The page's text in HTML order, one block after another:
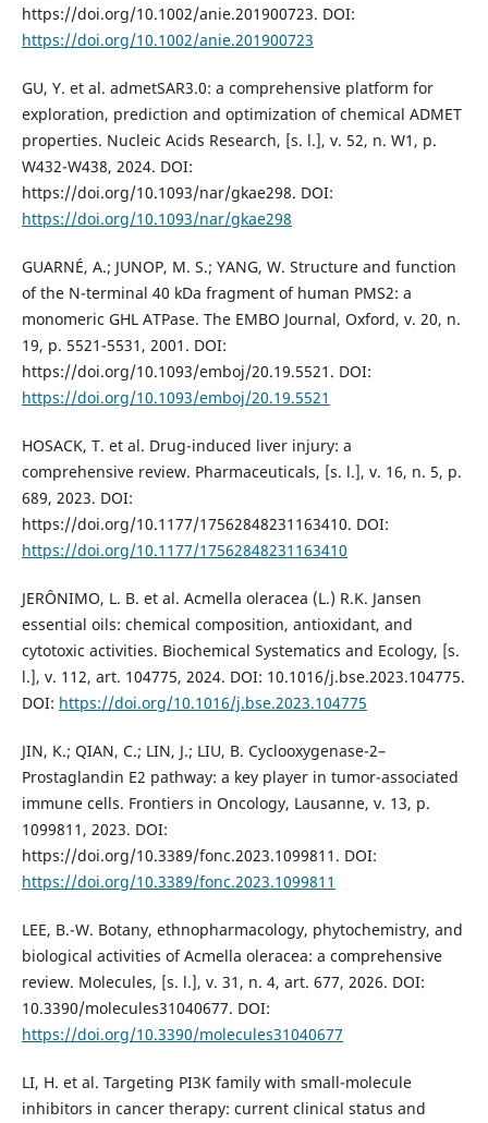
https://doi.org/10.1002/anie.201900723. DOI:
https://doi.org/10.1002/anie.201900723
GU, Y. et al. admetSAR3.0: a comprehensive platform for
exploration, prediction and optimization of chemical ADMET
properties. Nucleic Acids Research, [s. l.], v. 52, n. W1, p.
W432-W438, 2024. DOI:
https://doi.org/10.1093/nar/gkae298. DOI:
https://doi.org/10.1093/nar/gkae298
GUARNÉ, A.; JUNOP, M. S.; YANG, W. Structure and function
of the N-terminal 40 kDa fragment of human PMS2: a
monomeric GHL ATPase. The EMBO Journal, Oxford, v. 20, n.
19, p. 5521-5531, 2001. DOI:
https://doi.org/10.1093/emboj/20.19.5521. DOI:
https://doi.org/10.1093/emboj/20.19.5521
HOSACK, T. et al. Drug-induced liver injury: a
comprehensive review. Pharmaceuticals, [s. l.], v. 16, n. 5, p.
689, 2023. DOI:
https://doi.org/10.1177/17562848231163410. DOI:
https://doi.org/10.1177/17562848231163410
JERÔNIMO, L. B. et al. Acmella oleracea (L.) R.K. Jansen
essential oils: chemical composition, antioxidant, and
cytotoxic activities. Biochemical Systematics and Ecology, [s.
l.], v. 112, art. 104775, 2024. DOI: 10.1016/j.bse.2023.104775.
DOI: https://doi.org/10.1016/j.bse.2023.104775
JIN, K.; QIAN, C.; LIN, J.; LIU, B. Cyclooxygenase-2–
Prostaglandin E2 pathway: a key player in tumor-associated
immune cells. Frontiers in Oncology, Lausanne, v. 13, p.
1099811, 2023. DOI:
https://doi.org/10.3389/fonc.2023.1099811. DOI:
https://doi.org/10.3389/fonc.2023.1099811
LEE, B.-W. Botany, ethnopharmacology, phytochemistry, and
biological activities of Acmella oleracea: a comprehensive
review. Molecules, [s. l.], v. 31, n. 4, art. 677, 2026. DOI:
10.3390/molecules31040677. DOI:
https://doi.org/10.3390/molecules31040677
LI, H. et al. Targeting PI3K family with small-molecule
inhibitors in cancer therapy: current clinical status and